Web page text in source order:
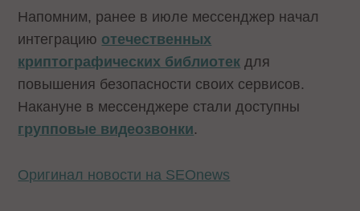
Напомним, ранее в июле мессенджер начал
интеграцию отечественных
криптографических библиотек для
повышения безопасности своих сервисов.
Накануне в мессенджере стали доступны
групповые видеозвонки.
Оригинал новости на SEOnews